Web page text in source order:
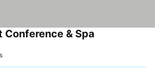
Conference & Spa